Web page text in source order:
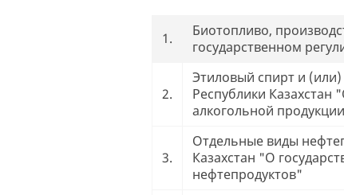
1.
Биотопливо,
государственном
2.
Этиловый спирт и
Республики Казахстан
алкогольной
3.
Отдельные виды
Казахстан "О
нефтепродуктов"